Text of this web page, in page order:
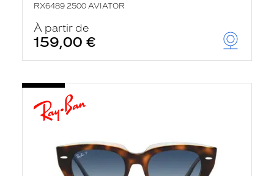
RX6489 2500 AVIATOR
À partir de
159,00 €